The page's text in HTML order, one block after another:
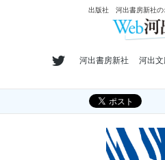
出版社 河出書房新社の
河出書房新社 河出